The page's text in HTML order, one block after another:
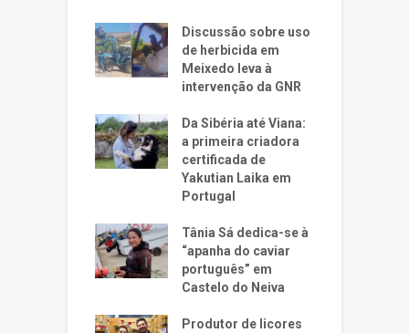
Discussão sobre uso
de herbicida em
Meixedo leva à
intervenção da GNR
Da Sibéria até Viana:
a primeira criadora
certificada de
Yakutian Laika em
Portugal
Tânia Sá dedica-se à
“apanha do caviar
português” em
Castelo do Neiva
Produtor de licores